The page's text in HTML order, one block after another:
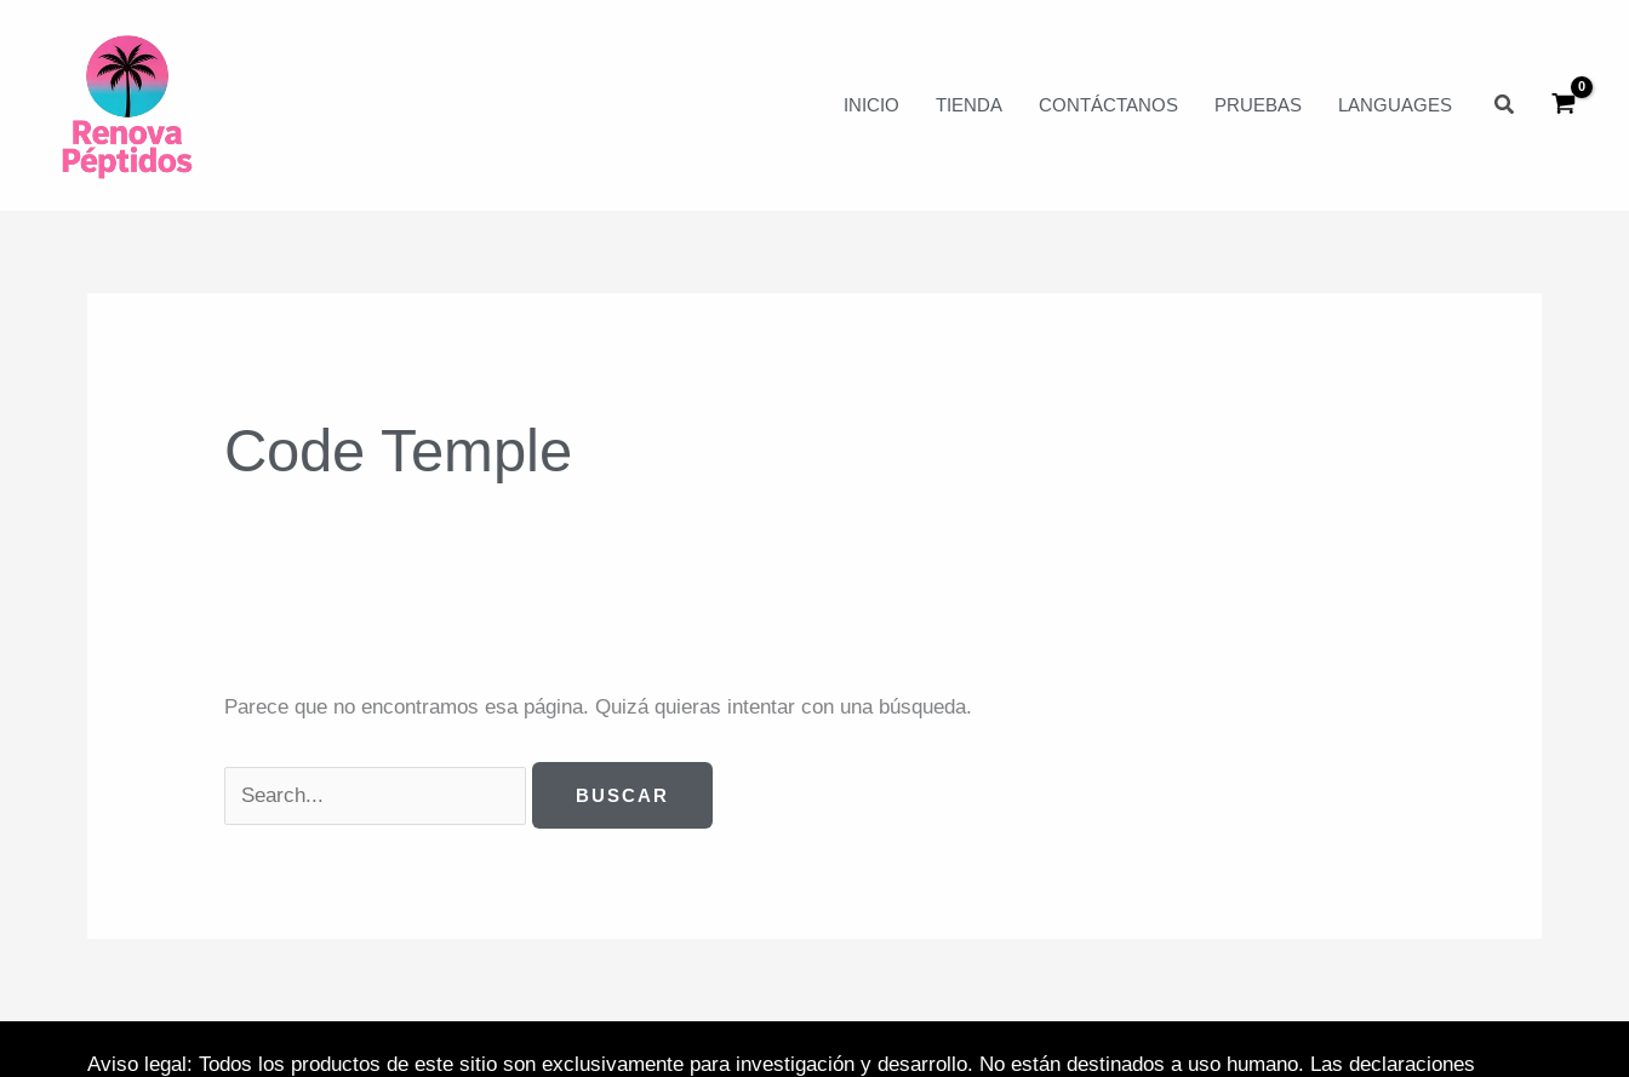
INICIO TIENDA CONTÁCTANOS PRUEBAS LANGUAGES Buscar
Code Temple
Parece que no encontramos esa página. Quizá quieras intentar con una búsqueda.
Aviso legal: Todos los productos de este sitio son exclusivamente para investigación y desarrollo. No están destinados a uso humano. Las declaraciones